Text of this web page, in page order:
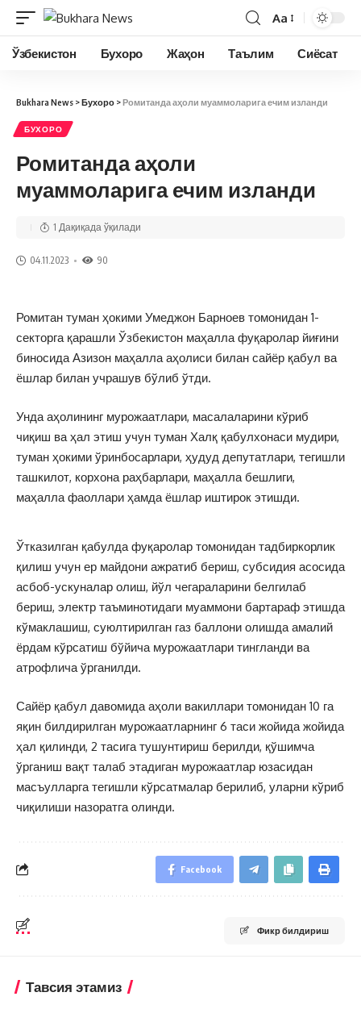
Aa
Ўзбекистон Бухоро Жаҳон Таълим Сиёсат
Bukhara News >Бухоро >Ромитанда аҳоли муаммоларига ечим изланди
БУХОРО
Ромитанда аҳоли
муаммоларига ечим изланди
04.11.2023 90
1 Дақиқада ўқилади
Ромитан туман ҳокими Умеджон Барноев томонидан 1-
секторга қарашли Ўзбекистон маҳалла фуқаролар йиғини
биносида Азизон маҳалла аҳолиси билан сайёр қабул ва
ёшлар билан учрашув бўлиб ўтди.
Унда аҳолининг мурожаатлари, масалаларини кўриб
чиқиш ва ҳал этиш учун туман Халқ қабулхонаси мудири,
туман ҳокими ўринбосарлари, ҳудуд депутатлари, тегишли
ташкилот, корхона раҳбарлари, маҳалла бешлиги,
маҳалла фаоллари ҳамда ёшлар иштирок этишди.
Ўтказилган қабулда фуқаролар томонидан тадбиркорлик
қилиш учун ер майдони ажратиб бериш, субсидия асосида
асбоб-ускуналар олиш, йўл чегараларини белгилаб
бериш, электр таъминотидаги муаммони бартараф этишда
кўмаклашиш, суюлтирилган газ баллони олишда амалий
ёрдам кўрсатиш бўйича мурожаатлари тингланди ва
атрофлича ўрганилди.
Сайёр қабул давомида аҳоли вакиллари томонидан 10 га
яқин билдирилган мурожаатларнинг 6 таси жойида жойида
ҳал қилинди, 2 тасига тушунтириш берилди, қўшимча
ўрганиш вақт талаб этадиган мурожаатлар юзасидан
масъулларга тегишли кўрсатмалар берилиб, уларни кўриб
чиқилиши назоратга олинди.
Facebook
Фикр билдириш
Тавсия этамиз